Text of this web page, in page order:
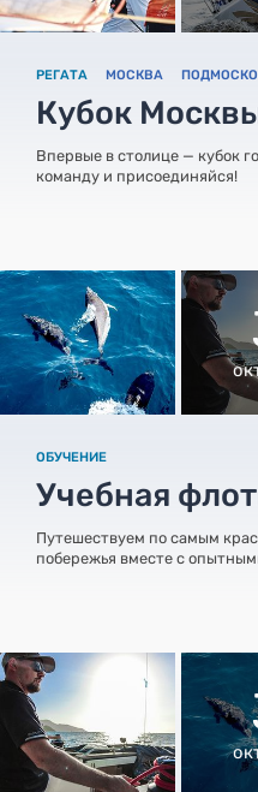
РЕГАТА МОСКВА
Кубок
Впервые в столице — кубок
команду и присоединяйся!
ОБУЧЕНИЕ
Учебная
Путешествуем по самым
побережья вместе с